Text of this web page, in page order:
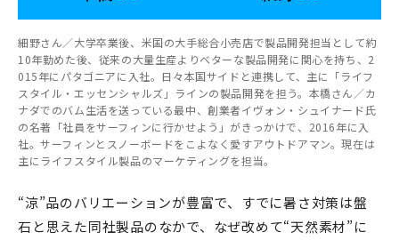
細野さん／大学卒業後、米国の大手総合小売店で製品開発担当として約
10年勤めた後、従来の大量生産よりベターな製品開発に関心を持ち、2
015年にパタゴニアに入社。日々本国サイドと連携して、主に「ライフ
スタイル・エッセンシャルズ」ラインの製品開発を担う。本橋さん／カ
ナダでのバム生活を送っている最中、創業者イヴォン・シュイナード氏
の名著「社員をサーフィンに行かせよう」がきっかけで、2016年に入
社。サーフィンとスノーボードをこよなく愛すアウトドアマン。現在は
主にライフスタイル製品のマーケティングを担当。
“涼”品のバリエーションが豊富で、すでに暑さ対策は盤
石と思えた同社製品のなかで、なぜ改めて“天然素材”に